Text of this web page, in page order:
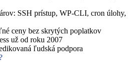
SSH prístup, WP-CLI, cron úlohy,
ceny bez skrytých poplatkov
už od roku 2007
ľudská podpora